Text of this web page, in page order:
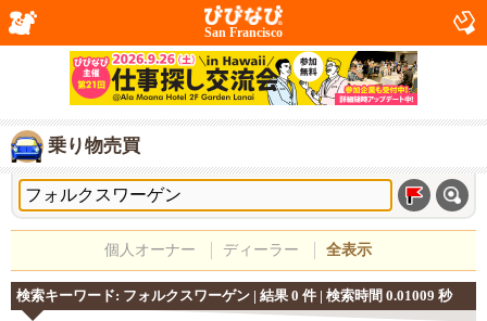
San Francisco
乗り物売買
個人オーナー ディーラー 全表示
検索キーワード: フォルクスワーゲン | 結果 0 件 | 検索時間 0.01009 秒